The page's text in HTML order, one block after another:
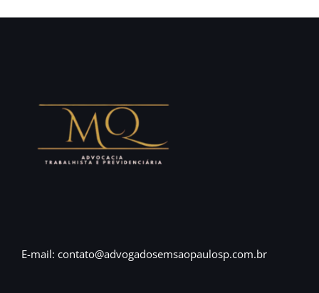
E-mail: contato@advogadosemsaopaulosp.com.br